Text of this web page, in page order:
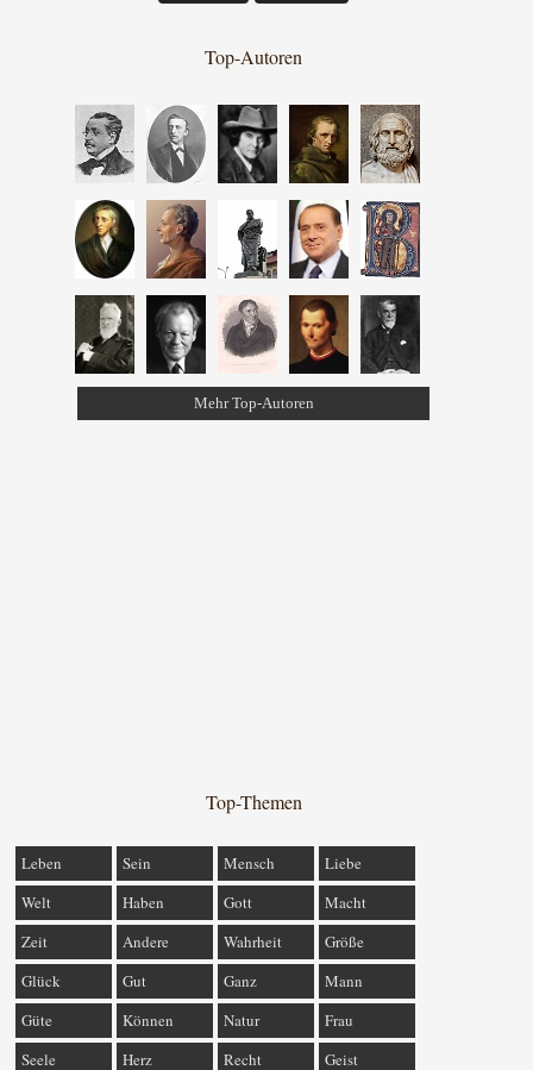
Top-Autoren
Mehr Top-Autoren
Top-Themen
Leben Sein Mensch
Liebe
Welt
Haben Gott
Macht
Zeit
Andere Wahrheit
Größe
Glück
Gut Ganz
Mann
Güte
Können Natur
Frau
Seele
Herz Recht Geist